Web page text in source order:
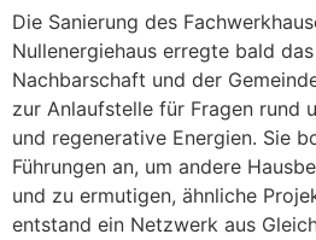
Die Sanierung des
Nullenergiehaus erregte bald
Nachbarschaft und der
zur Anlaufstelle für Fragen rund
und regenerative Energien. Sie
Führungen an, um andere
und zu ermutigen, ähnliche
entstand ein Netzwerk aus